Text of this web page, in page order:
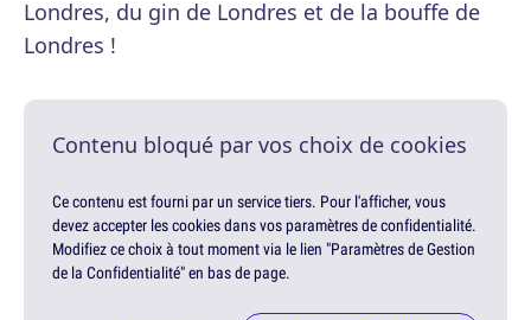
Londres, du gin de Londres et de la bouffe de
Londres !
Contenu bloqué par vos choix de cookies
Ce contenu est fourni par un service tiers. Pour l'afficher, vous
devez accepter les cookies dans vos paramètres de confidentialité.
Modifiez ce choix à tout moment via le lien "Paramètres de Gestion
de la Confidentialité" en bas de page.